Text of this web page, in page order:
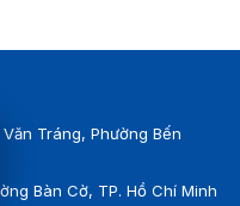
Tráng, Phường Bến
Bàn Cờ, TP. Hồ Chí Minh